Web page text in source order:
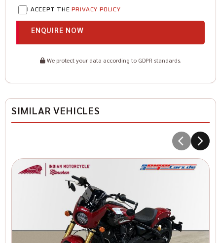
I ACCEPT THE PRIVACY POLICY
ENQUIRE NOW
We protect your data according to GDPR standards.
SIMILAR VEHICLES